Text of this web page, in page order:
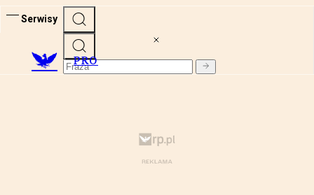
Serwisy
PRO